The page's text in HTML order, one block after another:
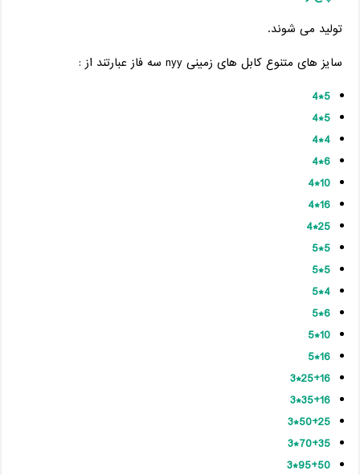
تولید می شوند.
سایز های متنوع کابل های زمینی nyy سه فاز عبارتند از :
5*4
5*4
4*4
6*4
10*4
16*4
25*4
5*5
5*5
4*5
6*5
10*5
16*5
25+16*3
35+16*3
50+25*3
70+35*3
95+50*3